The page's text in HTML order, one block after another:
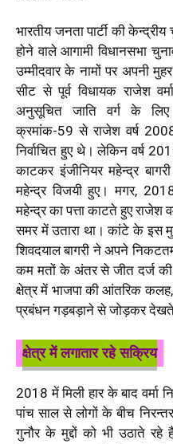
भारतीय जनता पार्टी की
होने वाले आगामी विधानसभा
उम्मीदवार के नामों पर अपनी
सीट से पूर्व विधायक राजेश
अनुसूचित जाति वर्ग के लिए
क्रमांक-59 से राजेश वर्ष
निर्वाचित हुए थे। लेकिन वर्ष
काटकर इंजीनियर महेन्द्र
महेन्द्र विजयी हुए। मगर,
महेन्द्र का पत्ता काटते हुए राजेश
समर में उतारा था। कांटे के इस
शिवदयाल बागरी ने अपने निकटतम
कम मतों के अंतर से जीत दर्ज की
क्षेत्र में भाजपा की आंतरिक
प्रबंधन गड़बड़ाने से जोड़कर
क्षेत्र में लगातार रहे सक्रिय
2018 में मिली हार के बाद वर्मा
पांच साल से लोगों के बीच
गुनौर के मुद्दों को भी उठाते